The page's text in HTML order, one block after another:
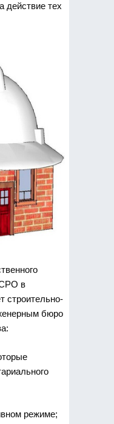
действие тех
СРО в
строительно-
бюро
режиме;